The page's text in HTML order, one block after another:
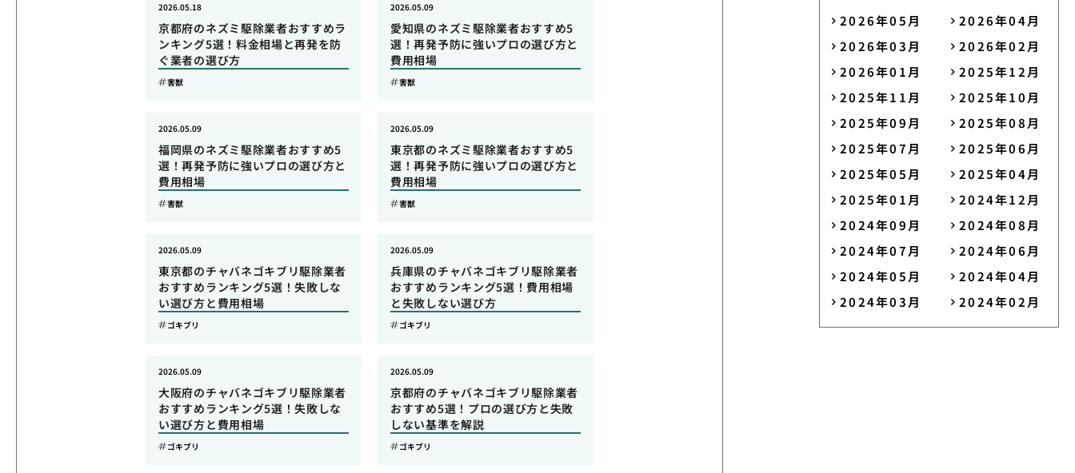
京都府のネズミ駆除業者おすすめラ
ンキング5選！料金相場と再発を防
ぐ業者の選び方
2026.05.18
害獣
愛知県のネズミ駆除業者おすすめ5
選！再発予防に強いプロの選び方と
費用相場
2026.05.09
害獣
福岡県のネズミ駆除業者おすすめ5
選！再発予防に強いプロの選び方と
費用相場
2026.05.09
害獣
東京都のネズミ駆除業者おすすめ5
選！再発予防に強いプロの選び方と
費用相場
2026.05.09
害獣
東京都のチャバネゴキブリ駆除業者
おすすめランキング5選！失敗しな
い選び方と費用相場
2026.05.09
ゴキブリ
兵庫県のチャバネゴキブリ駆除業者
おすすめランキング5選！費用相場
と失敗しない選び方
2026.05.09
ゴキブリ
大阪府のチャバネゴキブリ駆除業者
おすすめランキング5選！失敗しな
い選び方と費用相場
2026.05.09
ゴキブリ
京都府のチャバネゴキブリ駆除業者
おすすめ5選！プロの選び方と失敗
しない基準を解説
2026.05.09
ゴキブリ
2026年05月
2026年04月
2026年03月
2026年02月
2026年01月
2025年12月
2025年11月
2025年10月
2025年09月
2025年08月
2025年07月
2025年06月
2025年05月
2025年04月
2025年01月
2024年12月
2024年09月
2024年08月
2024年07月
2024年06月
2024年05月
2024年04月
2024年03月
2024年02月